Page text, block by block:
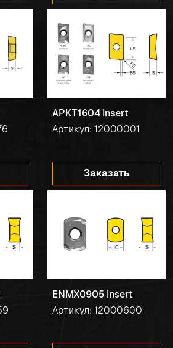
APKT1604 Insert
Артикул: 12000001
Заказать
ENMX0905 Insert
Артикул: 12000600